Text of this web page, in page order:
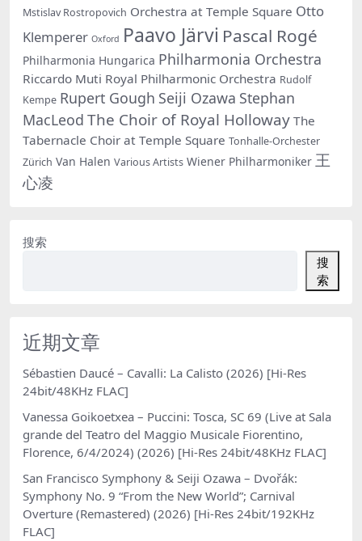
Mstislav Rostropovich Orchestra at Temple Square Otto
Klemperer Oxford Paavo Järvi Pascal Rogé
Philharmonia Hungarica Philharmonia Orchestra
Riccardo Muti Royal Philharmonic Orchestra Rudolf
Kempe Rupert Gough Seiji Ozawa Stephan
MacLeod The Choir of Royal Holloway The
Tabernacle Choir at Temple Square Tonhalle-Orchester
Zürich Van Halen Various Artists Wiener Philharmoniker 王
心凌
搜索
搜
索
近期文章
Sébastien Daucé – Cavalli: La Calisto (2026) [Hi-Res
24bit/48KHz FLAC]
Vanessa Goikoetxea – Puccini: Tosca, SC 69 (Live at Sala
grande del Teatro del Maggio Musicale Fiorentino,
Florence, 6/4/2024) (2026) [Hi-Res 24bit/48KHz FLAC]
San Francisco Symphony & Seiji Ozawa – Dvořák:
Symphony No. 9 “From the New World”; Carnival
Overture (Remastered) (2026) [Hi-Res 24bit/192KHz
FLAC]